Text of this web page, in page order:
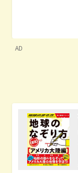
AD